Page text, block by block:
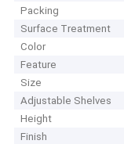
Packing
Surface Treatment
Color
Feature
Size
Adjustable Shelves
Height
Finish